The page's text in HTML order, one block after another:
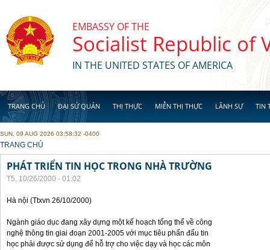
EMBASSY OF THE
Socialist Republic of
IN THE UNITED STATES OF AMERICA
TRANG CHỦ ĐẠI SỨ QUÁN THỊ THỰC MIỄN THỊ THỰC LÃNH SỰ TIN
SUN, 09 AUG 2026 03:58:32 -0400
YOU ARE HERE
TRANG CHỦ
PHÁT TRIỂN TIN HỌC TRONG NHÀ TRƯỜNG
T5, 10/26/2000 - 01:02
Hà nội (Ttxvn 26/10/2000)
Ngành giáo dục đang xây dựng một kế hoạch tổng thể về công
nghệ thông tin giai đoạn 2001-2005 với mục tiêu phấn đấu tin
học phải được sử dụng để hỗ trợ cho việc dạy và học các môn